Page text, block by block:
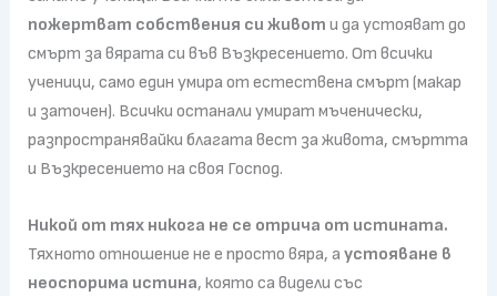
пожертват собствения си живот и да устояват до
смърт за вярата си във Възкресението. От всички
ученици, само един умира от естествена смърт (макар
и заточен). Всички останали умират мъченически,
разпространявайки благата вест за живота, смъртта
и Възкресението на своя Господ.
Никой от тях никога не се отрича от истината.
Тяхното отношение не е просто вяра, а устояване в
неоспорима истина, която са видели със